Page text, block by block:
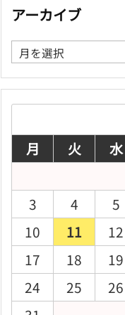
アーカイブ
ア
ー
カ
月
火 水
3
4 5
10
11 12
17
18 19
24
25 26